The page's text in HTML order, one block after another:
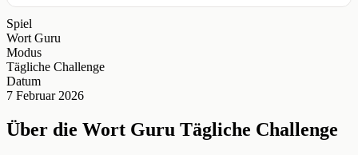
Spiel
Wort Guru
Modus
Tägliche Challenge
Datum
7 Februar 2026
Über die Wort Guru Tägliche Challenge